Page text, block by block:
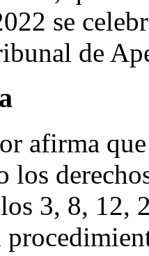
se
de
afirma
los
3, 8, 12,